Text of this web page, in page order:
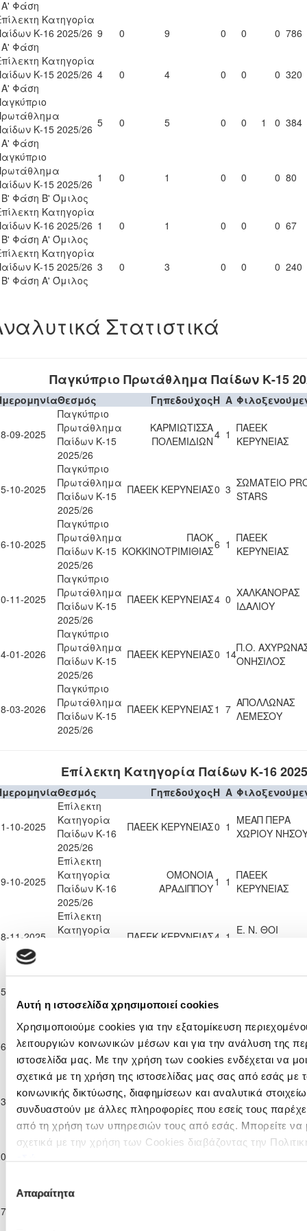
Αυτή η ιστοσελίδα χρησιμοποιεί cookies
Χρησιμοποιούμε cookies για την εξατομίκευση
λειτουργιών κοινωνικών μέσων και για την ανάλυση της
ιστοσελίδα μας. Με την χρήση των cookies ενδέχεται να
σχετικά με τη χρήση της ιστοσελίδας μας σας από εσάς
κοινωνικής δικτύωσης, διαφημίσεων και αναλυτικά
συνδυαστούν με άλλες πληροφορίες που εσείς τους
από τη χρήση των υπηρεσιών τους από εσάς. Μπορείτε να
σχετικά με την χρήση των Cookies διαβάζοντας την
συγκατάθεσης
Απαραίτητα
Φάση
Κατηγορία
Κ-16 2025/26
Φάση
9 0 9 0 0 0 786
Κατηγορία
Κ-15 2025/26
Φάση
4 0 4 0 0 0 320
Κ-15 2025/26
Φάση
5 0 5 0 0 1 0 384
Κ-15 2025/26
Φάση Β' Όμιλος
1 0 1 0 0 0 80
Κατηγορία
Κ-16 2025/26
Φάση Α' Όμιλος
1 0 1 0 0 0 67
Κατηγορία
Κ-15 2025/26
Φάση Α' Όμιλος
3 0 3 0 0 0 240
Στατιστικά
Παγκύπριο Πρωτάθλημα Παίδων Κ-15
Θεσμός ΓηπεδούχοςH A
09-2025
Παγκύπριο
Πρωτάθλημα
Παίδων Κ-15
2025/26
ΚΑΡΜΙΩΤΙΣΣΑ
ΠΟΛΕΜΙΔΙΩΝ4 1 ΠΑΕΕΚ
ΚΕΡΥΝΕΙΑΣ
10-2025
Παγκύπριο
Πρωτάθλημα
Παίδων Κ-15
2025/26
ΠΑΕΕΚ ΚΕΡΥΝΕΙΑΣ0 3 ΣΩΜΑΤΕΙΟ
STARS
10-2025
Παγκύπριο
Πρωτάθλημα
Παίδων Κ-15
2025/26
ΠΑΟΚ
ΚΟΚΚΙΝΟΤΡΙΜΙΘΙΑΣ6 1 ΠΑΕΕΚ
ΚΕΡΥΝΕΙΑΣ
11-2025
Παγκύπριο
Πρωτάθλημα
Παίδων Κ-15
2025/26
ΠΑΕΕΚ ΚΕΡΥΝΕΙΑΣ4 0 ΧΑΛΚΑΝΟΡΑΣ
ΙΔΑΛΙΟΥ
01-2026
Παγκύπριο
Πρωτάθλημα
Παίδων Κ-15
2025/26
ΠΑΕΕΚ ΚΕΡΥΝΕΙΑΣ0 14Π.Ο.
ΟΝΗΣΙΛΟΣ
03-2026
Παγκύπριο
Πρωτάθλημα
Παίδων Κ-15
2025/26
ΠΑΕΕΚ ΚΕΡΥΝΕΙΑΣ1 7 ΑΠΟΛΛΩΝΑΣ
ΛΕΜΕΣΟΥ
Επίλεκτη Κατηγορία Παίδων Κ-16
Θεσμός ΓηπεδούχοςH A
10-2025
Επίλεκτη
Κατηγορία
Παίδων Κ-16
2025/26
ΠΑΕΕΚ ΚΕΡΥΝΕΙΑΣ0 1 ΜΕΑΠ ΠΕΡΑ
ΧΩΡΙΟΥ
10-2025
Επίλεκτη
Κατηγορία
Παίδων Κ-16
2025/26
ΟΜΟΝΟΙΑ
ΑΡΑΔΙΠΠΟΥ1 1 ΠΑΕΕΚ
ΚΕΡΥΝΕΙΑΣ
11-2025
Επίλεκτη
Κατηγορία
ΠΑΕΕΚ ΚΕΡΥΝΕΙΑΣ4 1 Ε. Ν. ΘΟΙ
11-2025
Παίδων Κ-16
2025/26
12-2025
Επίλεκτη
Κατηγορία
Παίδων Κ-16
2025/26
ΕΘΝΙΚΟΣ ΛΑΤΣΙΩΝ1 1 ΠΑΕΕΚ
ΚΕΡΥΝΕΙΑΣ
12-2025
Επίλεκτη
Κατηγορία
Παίδων Κ-16
2025/26
ΗΡΑΚΛΗΣ
ΓΕΡΟΛΑΚΚΟΥ
ΠΑΕΕΚ
ΚΕΡΥΝΕΙΑΣ
12-2025
Επίλεκτη
Κατηγορία
ΔΙΓΕΝΗΣ
01-2026
Επίλεκτη